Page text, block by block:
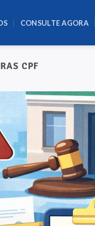
CONSULTE AGORA
CPF